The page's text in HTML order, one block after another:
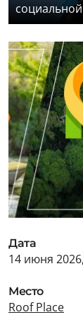
Дата
14 июня
Место
Roof Place